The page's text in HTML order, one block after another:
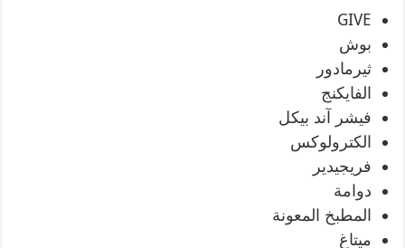
GIVE
بوش
ثيرمادور
الفايكنج
فيشر آند بيكل
الكترولوكس
فريجيدير
دوامة
المطبخ المعونة
ميتاغ